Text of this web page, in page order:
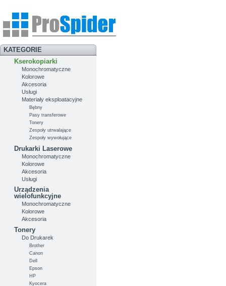
KATEGORIE
Kserokopiarki
Monochromatyczne
Kolorowe
Akcesoria
Usługi
Materiały eksploatacyjne
Bębny
Pasy transferowe
Tonery
Zespoły utrwalające
Zespoły wywołujące
Drukarki Laserowe
Monochromatyczne
Kolorowe
Akcesoria
Usługi
Urządzenia
wielofunkcyjne
Monochromatyczne
Kolorowe
Akcesoria
Tonery
Do Drukarek
Brother
Canon
Dell
Epson
HP
Kyocera